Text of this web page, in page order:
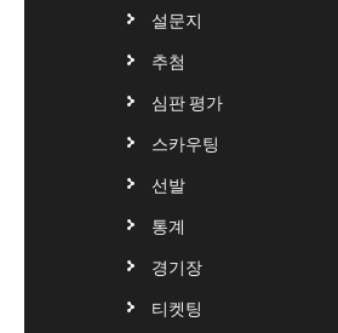
설문지
추첨
심판 평가
스카우팅
선발
통계
경기장
티켓팅